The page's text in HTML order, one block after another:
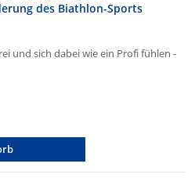
des Biathlon-Sports
und sich dabei wie ein Profi fühlen -